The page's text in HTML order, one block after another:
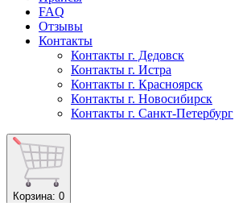
FAQ
Отзывы
Контакты
Контакты г. Дедовск
Контакты г. Истра
Контакты г. Красноярск
Контакты г. Новосибирск
Контакты г. Санкт-Петербург
Корзина: 0